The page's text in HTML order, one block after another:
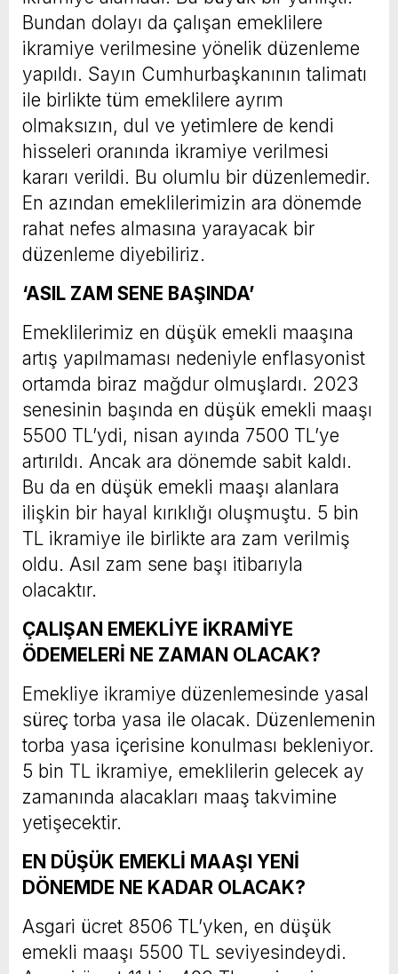
Bundan dolayı da çalışan emeklilere
ikramiye verilmesine yönelik düzenleme
yapıldı. Sayın Cumhurbaşkanının talimatı
ile birlikte tüm emeklilere ayrım
olmaksızın, dul ve yetimlere de kendi
hisseleri oranında ikramiye verilmesi
kararı verildi. Bu olumlu bir düzenlemedir.
En azından emeklilerimizin ara dönemde
rahat nefes almasına yarayacak bir
düzenleme diyebiliriz.
‘ASIL ZAM SENE BAŞINDA’
Emeklilerimiz en düşük emekli maaşına
artış yapılmaması nedeniyle enflasyonist
ortamda biraz mağdur olmuşlardı. 2023
senesinin başında en düşük emekli maaşı
5500 TL’ydi, nisan ayında 7500 TL’ye
artırıldı. Ancak ara dönemde sabit kaldı.
Bu da en düşük emekli maaşı alanlara
ilişkin bir hayal kırıklığı oluşmuştu. 5 bin
TL ikramiye ile birlikte ara zam verilmiş
oldu. Asıl zam sene başı itibarıyla
olacaktır.
ÇALIŞAN EMEKLİYE İKRAMİYE
ÖDEMELERİ NE ZAMAN OLACAK?
Emekliye ikramiye düzenlemesinde yasal
süreç torba yasa ile olacak. Düzenlemenin
torba yasa içerisine konulması bekleniyor.
5 bin TL ikramiye, emeklilerin gelecek ay
zamanında alacakları maaş takvimine
yetişecektir.
EN DÜŞÜK EMEKLİ MAAŞI YENİ
DÖNEMDE NE KADAR OLACAK?
Asgari ücret 8506 TL’yken, en düşük
emekli maaşı 5500 TL seviyesindeydi.